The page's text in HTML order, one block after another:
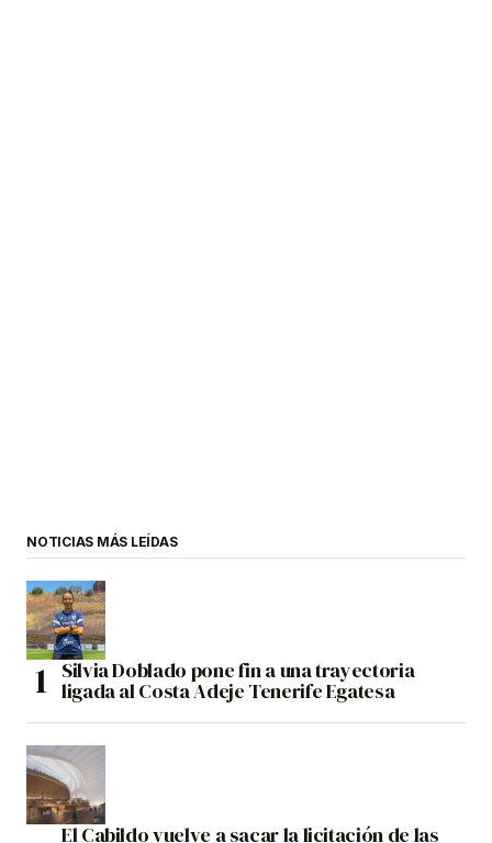
NOTICIAS MÁS LEÍDAS
Silvia Doblado pone fin a una trayectoria
ligada al Costa Adeje Tenerife Egatesa
El Cabildo vuelve a sacar la licitación de las